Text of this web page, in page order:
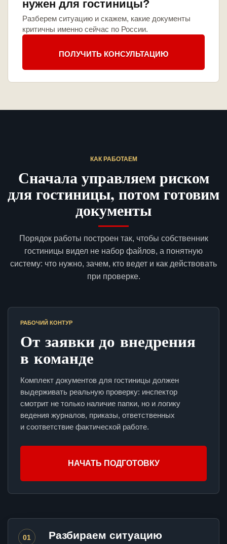
нужен для гостиницы?
Разберем ситуацию и скажем, какие документы
критичны именно сейчас по России.
ПОЛУЧИТЬ КОНСУЛЬТАЦИЮ
КАК РАБОТАЕМ
Сначала управляем риском
для гостиницы, потом готовим
документы
Порядок работы построен так, чтобы собственник
гостиницы видел не набор файлов, а понятную
систему: что нужно, зачем, кто ведет и как действовать
при проверке.
РАБОЧИЙ КОНТУР
От заявки до внедрения
в команде
Комплект документов для гостиницы должен
выдерживать реальную проверку: инспектор
смотрит не только наличие папки, но и логику
ведения журналов, приказы, ответственных
и соответствие фактической работе.
НАЧАТЬ ПОДГОТОВКУ
01 Разбираем ситуацию